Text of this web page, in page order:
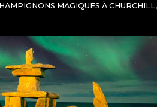
MAGIQUES À CHURCHILL,